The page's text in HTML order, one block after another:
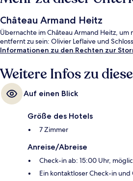
Château Armand Heitz
Übernachte im Château Armand Heitz, um
entfernt zu sein: Olivier Leflaive und
Informationen zu den Rechten zur
Weitere Infos zu
Auf einen Blick
Größe des Hotels
7 Zimmer
Anreise/Abreise
Check-in ab: 15:00 Uhr,
Ein kontaktloser Check-in